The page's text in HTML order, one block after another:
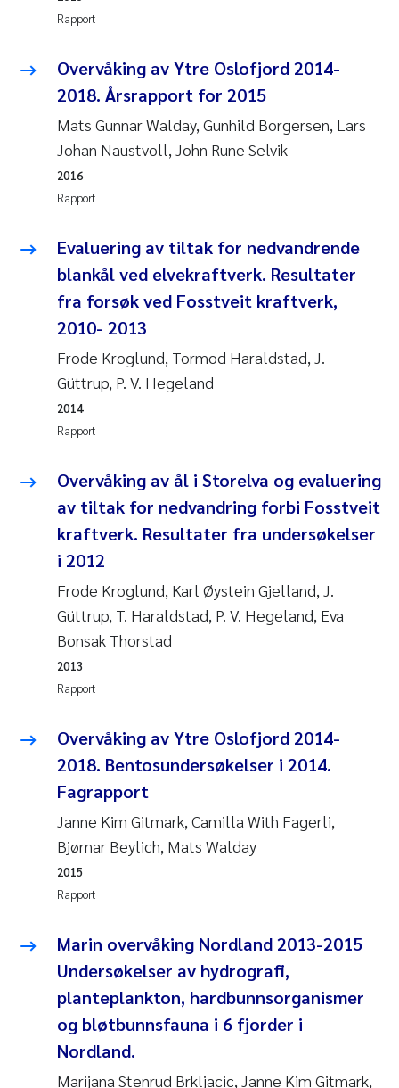
Frode Sundnes
Andrew Luke King
Bert van Bavel
Marianne Mosberg
Kathinka Fürst
Hans Nicolai Adam
Mari Moren
Helene Frigstad
Paula Brighytte Ocampo Ramon
Liv Bente Skancke
Maeve McGovern
Erling Aarhus Bratsberg
Pierre Franqois Jaccard
Richard Garth James Bellerby
Asle Økelsrud
Bjørnar Andre Beylich
Ashenafi Seifu Gragne
Odd Arne Segtnan Skogan
Ana Margarida Pinto Costa
Espen Lund
Rapport
Overvåking av Ytre Oslofjord 2014-
2018. Årsrapport for 2015
Mats Gunnar Walday, Gunhild Borgersen, Lars
Johan Naustvoll, John Rune Selvik
Rapport
2016
Evaluering av tiltak for nedvandrende
blankål ved elvekraftverk. Resultater
fra forsøk ved Fosstveit kraftverk,
2010- 2013
Frode Kroglund, Tormod Haraldstad, J.
Güttrup, P. V. Hegeland
Rapport
2014
Overvåking av ål i Storelva og evaluering
av tiltak for nedvandring forbi Fosstveit
kraftverk. Resultater fra undersøkelser
i 2012
Frode Kroglund, Karl Øystein Gjelland, J.
Güttrup, T. Haraldstad, P. V. Hegeland, Eva
Bonsak Thorstad
Rapport
2013
Overvåking av Ytre Oslofjord 2014-
2018. Bentosundersøkelser i 2014.
Fagrapport
Janne Kim Gitmark, Camilla With Fagerli,
Bjørnar Beylich, Mats Walday
Rapport
2015
Marin overvåking Nordland 2013-2015
Undersøkelser av hydrografi,
planteplankton, hardbunnsorganismer
og bløtbunnsfauna i 6 fjorder i
Nordland.
Marijana Stenrud Brkljacic, Janne Kim Gitmark,